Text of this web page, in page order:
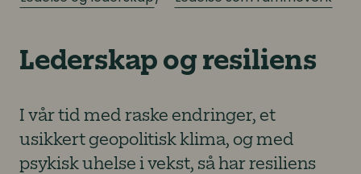
Lederskap og resiliens
I vår tid med raske endringer, et
usikkert geopolitisk klima, og med
psykisk uhelse i vekst, så har resiliens